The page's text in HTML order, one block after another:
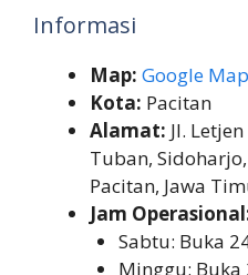
Informasi
Map: Google Map
Kota: Pacitan
Alamat: Jl.
Tuban,
Pacitan, Jawa
Jam
Sabtu: Buka
Minggu: Buka